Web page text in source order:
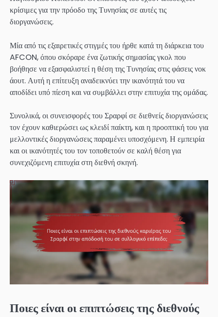
κρίσιμες για την πρόοδο της Τυνησίας σε αυτές τις
διοργανώσεις.
Μία από τις εξαιρετικές στιγμές του ήρθε κατά τη διάρκεια του
AFCON, όπου σκόραρε ένα ζωτικής σημασίας γκολ που
βοήθησε να εξασφαλιστεί η θέση της Τυνησίας στις φάσεις νοκ
άουτ. Αυτή η επίτευξη αναδεικνύει την ικανότητά του να
αποδίδει υπό πίεση και να συμβάλλει στην επιτυχία της ομάδας.
Συνολικά, οι συνεισφορές του Σραρφί σε διεθνείς διοργανώσεις
τον έχουν καθιερώσει ως κλειδί παίκτη, και η προοπτική του για
μελλοντικές διοργανώσεις παραμένει υποσχόμενη. Η εμπειρία
και οι ικανότητές του τον τοποθετούν σε καλή θέση για
συνεχιζόμενη επιτυχία στη διεθνή σκηνή.
Ποιες είναι οι επιπτώσεις της διεθνούς